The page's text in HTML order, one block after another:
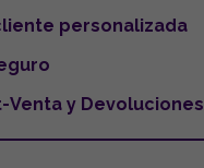
personalizada
Venta y Devoluciones